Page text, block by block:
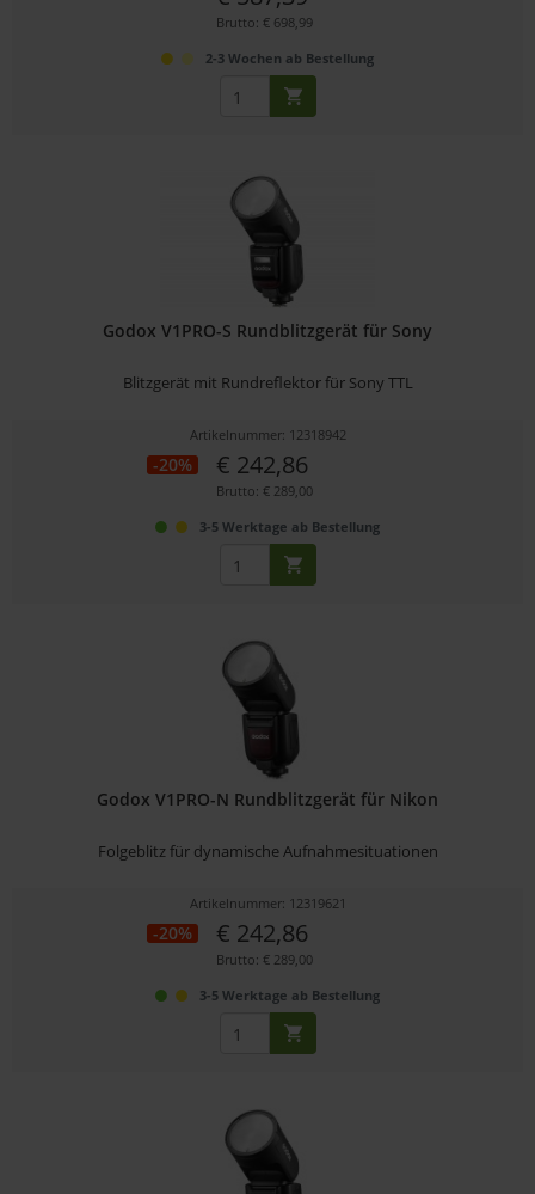
Brutto: € 698,99
2-3 Wochen ab Bestellung
Godox V1PRO-S Rundblitzgerät für Sony
Blitzgerät mit Rundreflektor für Sony TTL
Artikelnummer: 12318942
-20% € 242,86
Brutto: € 289,00
3-5 Werktage ab Bestellung
Godox V1PRO-N Rundblitzgerät für Nikon
Folgeblitz für dynamische Aufnahmesituationen
Artikelnummer: 12319621
-20% € 242,86
Brutto: € 289,00
3-5 Werktage ab Bestellung